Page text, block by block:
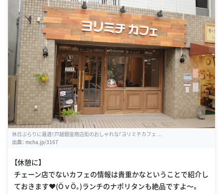
休日ぶらりに最適！戸越銀座商店街のおしゃれな｢ヨリミチカフェ ...
出典： mcha.jp/3167
【休憩に】
チェーン店でないカフェの情報は貴重かなということで紹介し
ておきます❤(ӦｖӦ｡)ランチのナポリタンも絶品ですよ〜。